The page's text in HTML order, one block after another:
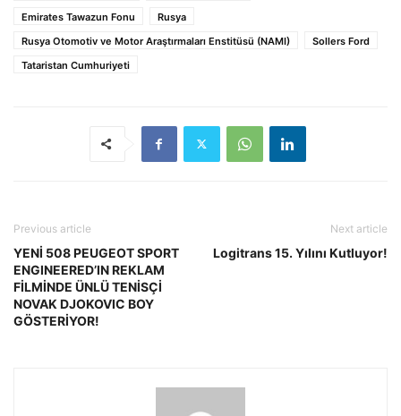
Emirates Tawazun Fonu
Rusya
Rusya Otomotiv ve Motor Araştırmaları Enstitüsü (NAMI)
Sollers Ford
Tataristan Cumhuriyeti
Previous article
YENİ 508 PEUGEOT SPORT
ENGINEERED’IN REKLAM
FİLMİNDE ÜNLÜ TENİSÇİ
NOVAK DJOKOVIC BOY
GÖSTERİYOR!
Next article
Logitrans 15. Yılını Kutluyor!